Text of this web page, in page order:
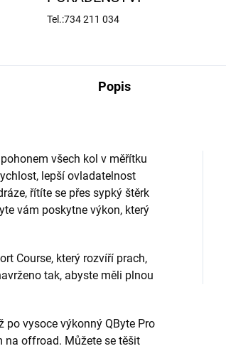
Tel.:734 211 034
Popis
všech kol v měřítku
lepší ovladatelnost
řítíte se přes sypký štěrk
vám poskytne výkon, který
Course, který rozvíří prach,
tak, abyste měli plnou
po vysoce výkonný QByte Pro
na offroad. Můžete se těšit